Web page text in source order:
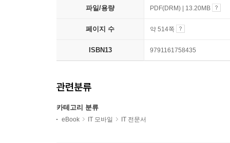
파일/용량 PDF(DRM) | 13.20MB
페이지 수 약 514쪽
ISBN13 9791161758435
관련분류
카테고리 분류
eBook IT 모바일 IT 전문서